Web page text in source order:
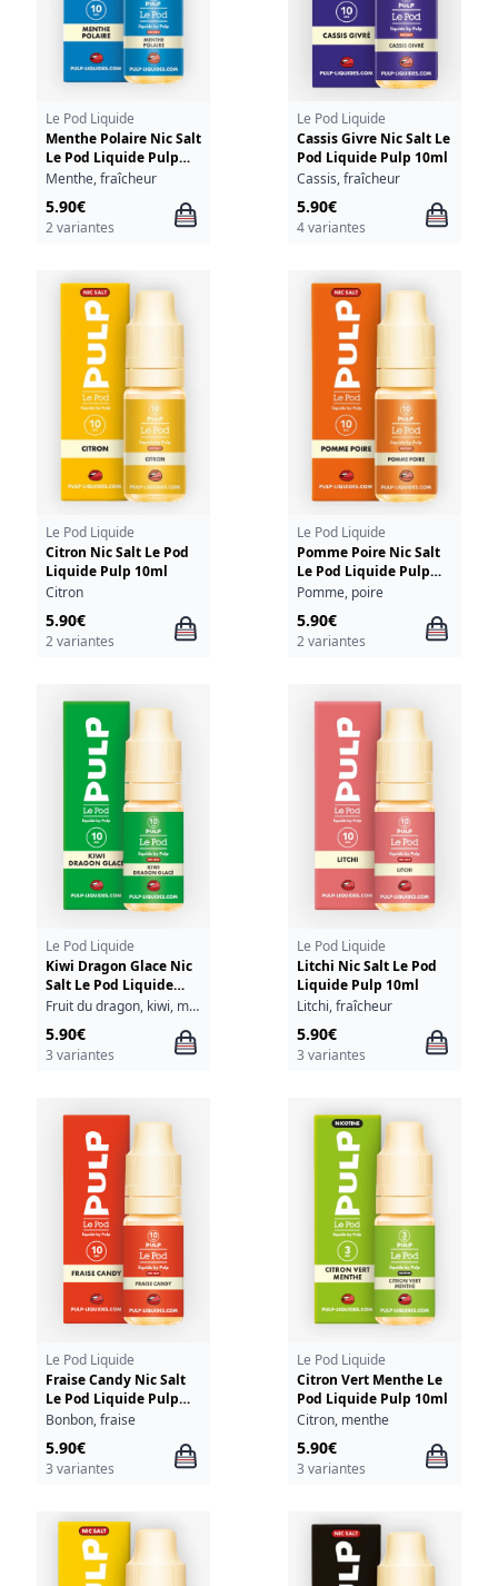
Le Pod Liquide
Menthe Polaire Nic Salt
Le Pod Liquide Pulp
10ml
Menthe, fraîcheur
5.90€
2 variantes
Le Pod Liquide
Cassis Givre Nic Salt Le
Pod Liquide Pulp 10ml
Cassis, fraîcheur
5.90€
4 variantes
Le Pod Liquide
Citron Nic Salt Le Pod
Liquide Pulp 10ml
Citron
5.90€
2 variantes
Le Pod Liquide
Pomme Poire Nic Salt
Le Pod Liquide Pulp
10ml
Pomme, poire
5.90€
2 variantes
Le Pod Liquide
Kiwi Dragon Glace Nic
Salt Le Pod Liquide
Pulp 10ml
Fruit du dragon, kiwi, menthe verte
5.90€
3 variantes
Le Pod Liquide
Litchi Nic Salt Le Pod
Liquide Pulp 10ml
Litchi, fraîcheur
5.90€
3 variantes
Le Pod Liquide
Fraise Candy Nic Salt
Le Pod Liquide Pulp
10ml
Bonbon, fraise
5.90€
3 variantes
Le Pod Liquide
Citron Vert Menthe Le
Pod Liquide Pulp 10ml
Citron, menthe
5.90€
3 variantes